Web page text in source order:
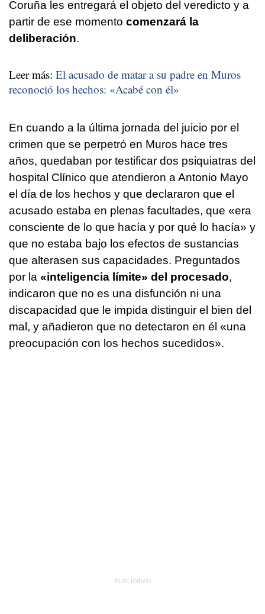
Coruña les entregará el objeto del veredicto y a
partir de ese momento comenzará la
deliberación.
Leer más: El acusado de matar a su padre en Muros
reconoció los hechos: «Acabé con él»
En cuando a la última jornada del juicio por el
crimen que se perpetró en Muros hace tres
años, quedaban por testificar dos psiquiatras del
hospital Clínico que atendieron a Antonio Mayo
el día de los hechos y que declararon que el
acusado estaba en plenas facultades, que «era
consciente de lo que hacía y por qué lo hacía» y
que no estaba bajo los efectos de sustancias
que alterasen sus capacidades. Preguntados
por la «inteligencia límite» del procesado,
indicaron que no es una disfunción ni una
discapacidad que le impida distinguir el bien del
mal, y añadieron que no detectaron en él «una
preocupación con los hechos sucedidos».